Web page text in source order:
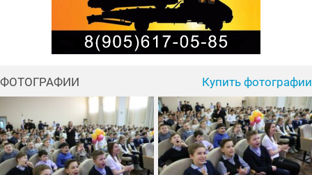
ФОТОГРАФИИ Купить фотографии